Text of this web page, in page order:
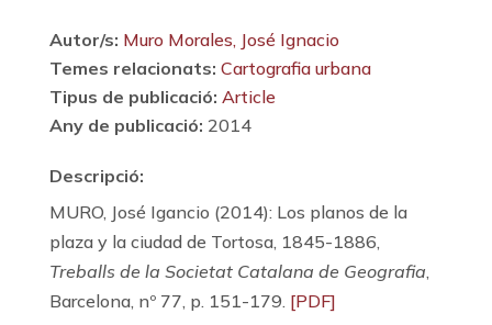
Autor/s: Muro Morales, José Ignacio
Temes relacionats: Cartografia urbana
Tipus de publicació: Article
Any de publicació: 2014
Descripció:
MURO, José Igancio (2014): Los planos de la
plaza y la ciudad de Tortosa, 1845-1886,
Treballs de la Societat Catalana de Geografia,
Barcelona, nº 77, p. 151-179. [PDF]